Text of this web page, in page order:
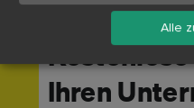
Ihren
Alle